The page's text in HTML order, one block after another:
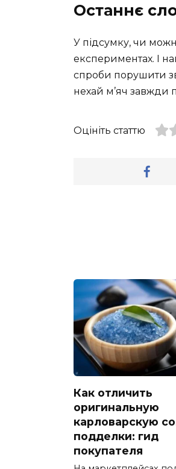
Останнє
У підсумку, чи
експериментах. І
спроби порушити
нехай м’яч завжди
Оцініть статтю
Как отличить
оригинальную
карловарскую
подделки: гид
покупателя